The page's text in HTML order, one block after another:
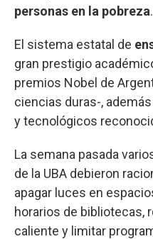
personas en la pobreza.
El sistema estatal de
gran prestigio
premios Nobel de
ciencias duras-,
y tecnológicos
La semana pasada
de la UBA debieron
apagar luces en
horarios de bibliotecas,
caliente y limitar